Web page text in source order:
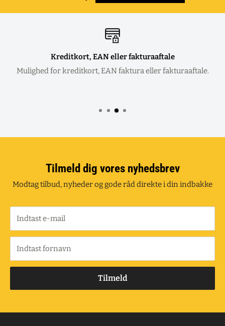
Kreditkort, EAN eller fakturaaftale
Mulighed for kreditkort, EAN faktura eller fakturaaftale.
Tilmeld dig vores nyhedsbrev
Modtag tilbud, nyheder og gode råd direkte i din indbakke
Indtast e-mail
Indtast fornavn
Tilmeld